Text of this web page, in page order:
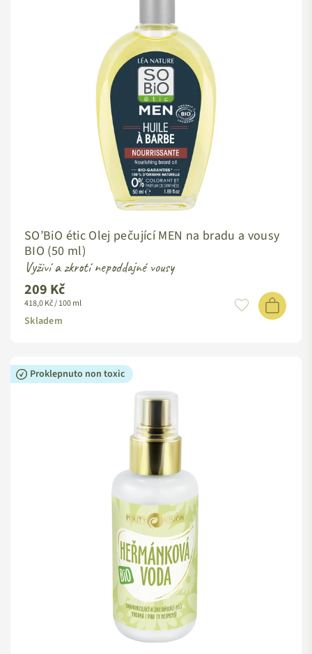
SO’BiO étic Olej pečující MEN na bradu a vousy
BIO (50 ml)
Vyživí a zkrotí nepoddajné vousy
Standardní
cena
209 Kč
418,0 Kč / 100 ml
Skladem
Proklepnuto non toxic